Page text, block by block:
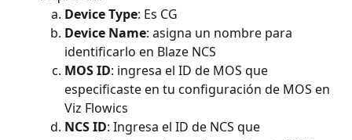
Device Type: Es CG
Device Name: asigna un nombre para
identificarlo en Blaze NCS
MOS ID: ingresa el ID de MOS que
especificaste en tu configuración de MOS en
Viz Flowics
NCS ID: Ingresa el ID de NCS que